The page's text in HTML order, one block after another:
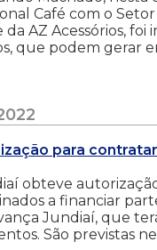
Café com o
da AZ Acessórios,
que podem gerar
para
obteve
a financiar
Jundiaí, que
São previstas